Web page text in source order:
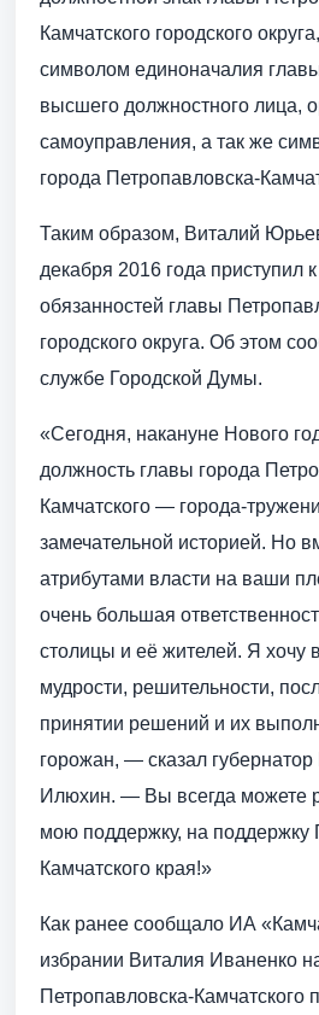
Камчатского городского
символом единоначалия
высшего должностного лица,
самоуправления, а так же
города Петропавловска-
Таким образом, Виталий
декабря 2016 года приступил
обязанностей главы
городского округа. Об этом
службе Городской Думы.
«Сегодня, накануне Нового
должность главы города
Камчатского — города-
замечательной историей. Но
атрибутами власти на ваши
очень большая
столицы и её жителей. Я хочу
мудрости, решительности,
принятии решений и их
горожан, — сказал
Илюхин. — Вы всегда можете
мою поддержку, на поддержку
Камчатского края!»
Как ранее сообщало ИА
избрании Виталия Иваненко
Петропавловска-Камчатского